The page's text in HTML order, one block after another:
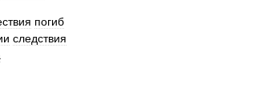
погиб
следствия